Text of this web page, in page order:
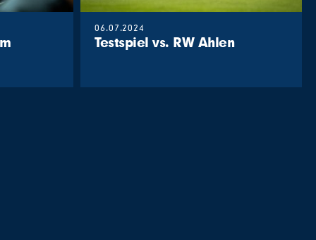
06.07.2024
Testspiel vs. RW Ahlen